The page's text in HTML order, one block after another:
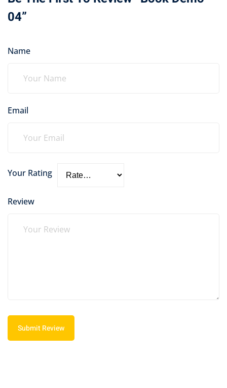
04”
Name
Email
Your Rating
Review
Submit Review